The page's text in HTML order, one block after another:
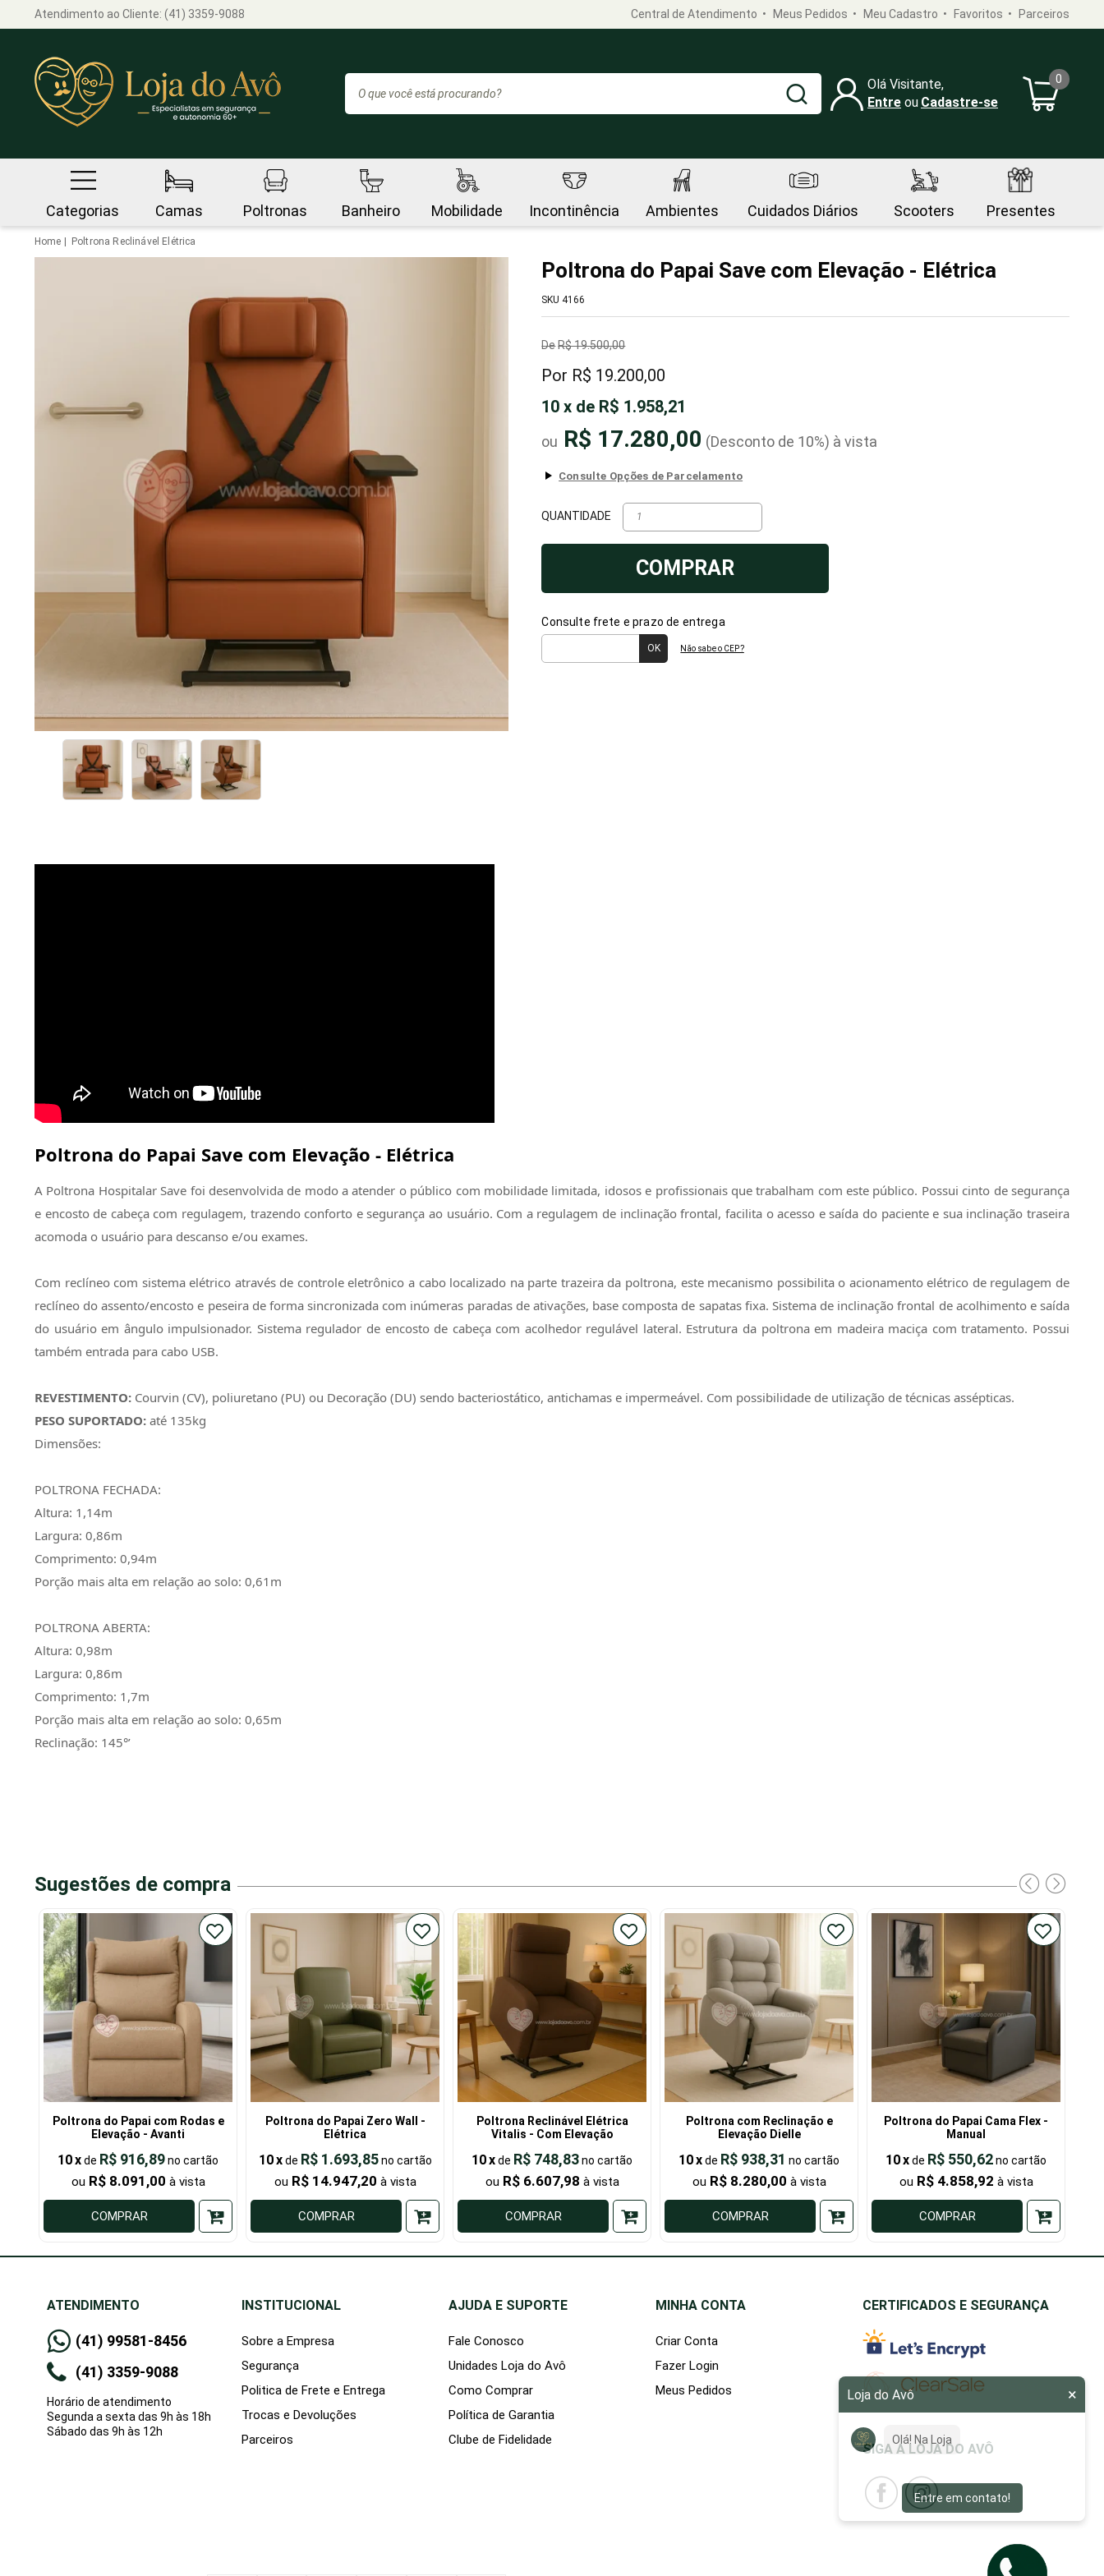
Loja do Avô ×
objetivo é fac
Entre em contato!
Atendimento ao Cliente: (41) 3359-9088 Central de Atendimento Meus Pedidos Meu Cadastro Favoritos Parceiros
0
Olá Visitante,
Entre
Cadastre-se
Categorias Camas Poltronas Banheiro Mobilidade Incontinência Ambientes Cuidados Diários Scooters Presentes
Home Poltrona Reclinável Elétrica
Poltrona do Papai Save com Elevação - Elétrica
SKU 4166
R$ 19.500,00
R$ 19.200,00
10 x de R$ 1.958,21
R$ 17.280,00 (Desconto de 10%)
QUANTIDADE
COMPRAR
Consulte frete e prazo de entrega
Não sabe o CEP?
Poltrona do Papai Save com Elevação - Elétrica
A Poltrona Hospitalar Save foi desenvolvida de modo a atender o público com mobilidade limitada, idosos e profissionais que trabalham com este público. Possui cinto de segurança
e encosto de cabeça com regulagem, trazendo conforto e segurança ao usuário. Com a regulagem de inclinação frontal, facilita o acesso e saída do paciente e sua inclinação traseira
acomoda o usuário para descanso e/ou exames.
Com reclíneo com sistema elétrico através de controle eletrônico a cabo localizado na parte trazeira da poltrona, este mecanismo possibilita o acionamento elétrico de regulagem de
reclíneo do assento/encosto e peseira de forma sincronizada com inúmeras paradas de ativações, base composta de sapatas fixa. Sistema de inclinação frontal de acolhimento e saída
do usuário em ângulo impulsionador. Sistema regulador de encosto de cabeça com acolhedor regulável lateral. Estrutura da poltrona em madeira maciça com tratamento. Possui
também entrada para cabo USB.
REVESTIMENTO: Courvin (CV), poliuretano (PU) ou Decoração (DU) sendo bacteriostático, antichamas e impermeável. Com possibilidade de utilização de técnicas assépticas.
PESO SUPORTADO: até 135kg
Dimensões:
POLTRONA FECHADA:
Altura: 1,14m
Largura: 0,86m
Comprimento: 0,94m
Porção mais alta em relação ao solo: 0,61m
POLTRONA ABERTA:
Altura: 0,98m
Largura: 0,86m
Comprimento: 1,7m
Porção mais alta em relação ao solo: 0,65m
Reclinação: 145°’
Sugestões de compra
Poltrona do Papai com Rodas e
Elevação - Avanti
10xde R$ 916,89
R$ 8.091,00
COMPRAR
Poltrona do Papai Zero Wall -
Elétrica
10x de R$ 1.693,85
R$ 14.947,20
COMPRAR
Poltrona Reclinável Elétrica
Vitalis - Com Elevação
10xde R$ 748,83
R$ 6.607,98
COMPRAR
Poltrona com Reclinação e
Elevação Dielle
10xde R$ 938,31
R$ 8.280,00
COMPRAR
Poltrona do Papai Cama Flex -
Manual
10xde R$ 550,62
R$ 4.858,92
COMPRAR
ATENDIMENTO
(41) 99581-8456
(41) 3359-9088
Horário de atendimento
Segunda a sexta das 9h às 18h
Sábado das 9h às 12h
INSTITUCIONAL
Sobre a Empresa
Segurança
Politica de Frete e Entrega
Trocas e Devoluções
Parceiros
AJUDA E SUPORTE
Fale Conosco
Unidades Loja do Avô
Como Comprar
Política de Garantia
Clube de Fidelidade
MINHA CONTA
Criar Conta
Fazer Login
Meus Pedidos
CERTIFICADOS E SEGURANÇA
SIGA A LOJA DO AVÔ